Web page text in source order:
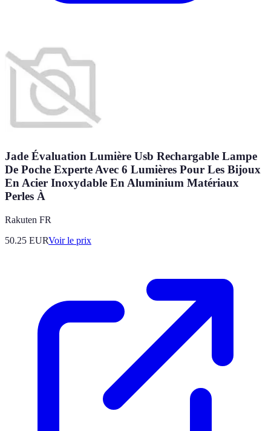
Jade Évaluation Lumière Usb Rechargable Lampe
De Poche Experte Avec 6 Lumières Pour Les Bijoux
En Acier Inoxydable En Aluminium Matériaux
Perles À
Rakuten FR
50.25 EURVoir le prix